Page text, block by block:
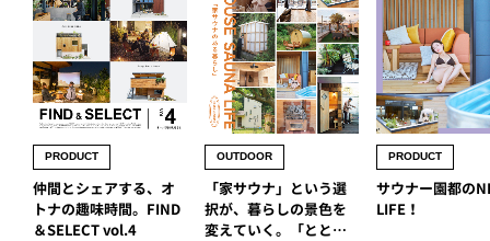
PRODUCT
仲間とシェアする、オ
トナの趣味時間。FIND
＆SELECT vol.4
OUTDOOR
「家サウナ」と​いう​選
択が、​暮らしの​景色を​
変えていく。「​ととの
PRODUCT
サウナー園都の
LIFE！